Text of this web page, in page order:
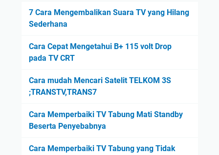
7 Cara Mengembalikan Suara TV yang Hilang
Sederhana
Cara Cepat Mengetahui B+ 115 volt Drop
pada TV CRT
Cara mudah Mencari Satelit TELKOM 3S
;TRANSTV,TRANS7
Cara Memperbaiki TV Tabung Mati Standby
Beserta Penyebabnya
Cara Memperbaiki TV Tabung yang Tidak